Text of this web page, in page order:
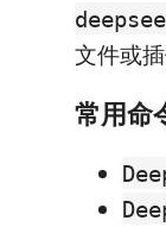
文件或插
常用命